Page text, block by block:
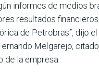
informes de medios
resultados
de Petrobras”, dijo
Melgarejo,
de la empresa.